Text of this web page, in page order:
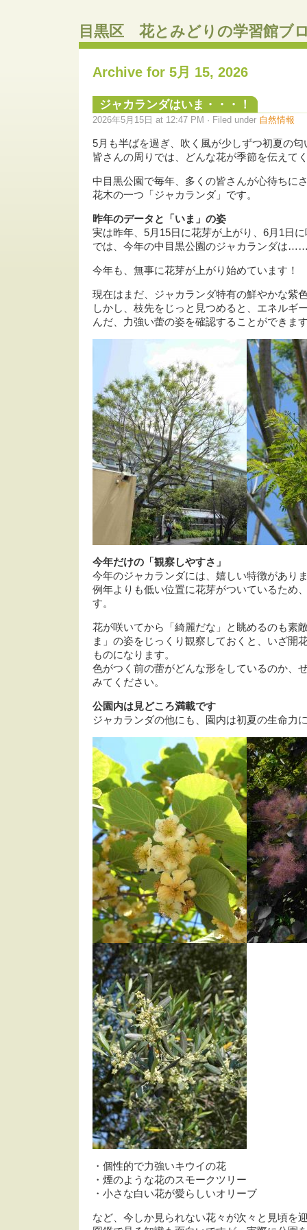
目黒区 花とみどりの学習館ブ
Archive for 5月 15, 2026
ジャカランダはいま・・・！
2026年5月15日 at 12:47 PM · Filed under 自然情報
5月も半ばを過ぎ、吹く風が少しずつ初夏の
皆さんの周りでは、どんな花が季節を伝えて
中目黒公園で毎年、多くの皆さんが心待ちに
花木の一つ「ジャカランダ」です。
昨年のデータと「いま」の姿
実は昨年、5月15日に花芽が上がり、6月1日
では、今年の中目黒公園のジャカランダは
今年も、無事に花芽が上がり始めています！
現在はまだ、ジャカランダ特有の鮮やかな紫
しかし、枝先をじっと見つめると、エネルギ
んだ、力強い蕾の姿を確認することができま
今年だけの「観察しやすさ」
今年のジャカランダには、嬉しい特徴があり
例年よりも低い位置に花芽がついているため
す。
花が咲いてから「綺麗だな」と眺めるのも素
ま」の姿をじっくり観察しておくと、いざ開
ものになります。
色がつく前の蕾がどんな形をしているのか、
みてください。
公園内は見どころ満載です
ジャカランダの他にも、園内は初夏の生命力
・個性的で力強いキウイの花
・煙のような花のスモークツリー
・小さな白い花が愛らしいオリーブ
など、今しか見られない花々が次々と見頃を